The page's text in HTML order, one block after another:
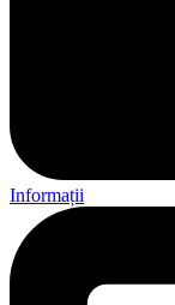
Informații